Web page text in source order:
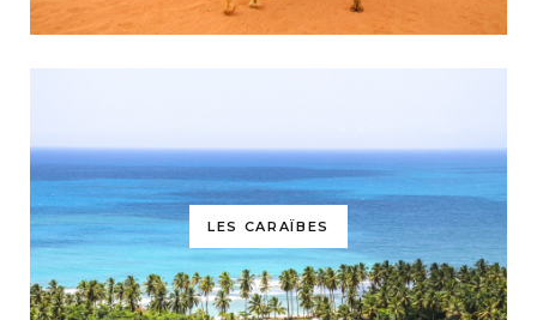
LES CARAÏBES